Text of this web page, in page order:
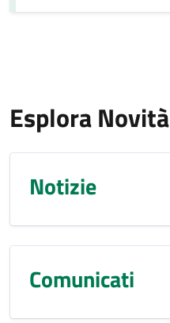
Esplora Novità
Notizie
Comunicati